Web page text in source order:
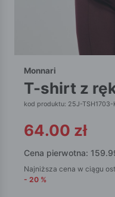
Monnari
t-shirt z
kod produktu: 25J-TSH1703-
64.00 zł
Cena pierwotna:
Najniższa cena w ciągu
- 20 %